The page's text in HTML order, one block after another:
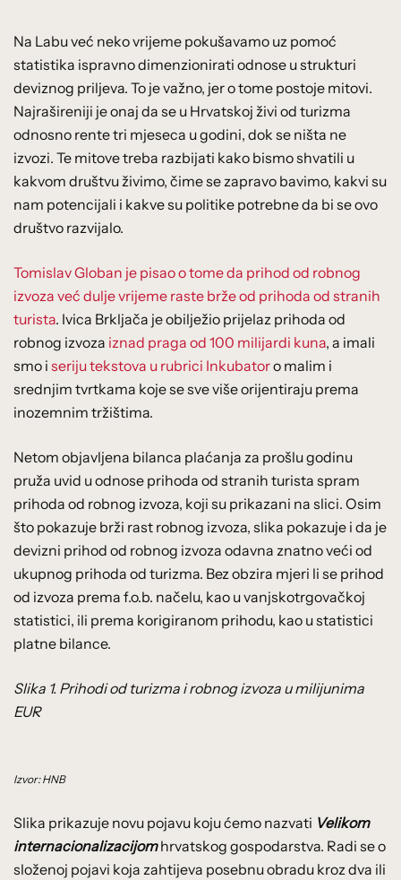
Na Labu već neko vrijeme pokušavamo uz pomoć
statistika ispravno dimenzionirati odnose u strukturi
deviznog priljeva. To je važno, jer o tome postoje mitovi.
Najrašireniji je onaj da se u Hrvatskoj živi od turizma
odnosno rente tri mjeseca u godini, dok se ništa ne
izvozi. Te mitove treba razbijati kako bismo shvatili u
kakvom društvu živimo, čime se zapravo bavimo, kakvi su
nam potencijali i kakve su politike potrebne da bi se ovo
društvo razvijalo.
Tomislav Globan je pisao o tome da prihod od robnog
izvoza već dulje vrijeme raste brže od prihoda od stranih
turista. Ivica Brkljača je obilježio prijelaz prihoda od
robnog izvoza iznad praga od 100 milijardi kuna, a imali
smo i seriju tekstova u rubrici Inkubatoro malim i
srednjim tvrtkama koje se sve više orijentiraju prema
inozemnim tržištima.
Netom objavljena bilanca plaćanja za prošlu godinu
pruža uvid u odnose prihoda od stranih turista spram
prihoda od robnog izvoza, koji su prikazani na slici. Osim
što pokazuje brži rast robnog izvoza, slika pokazuje i da je
devizni prihod od robnog izvoza odavna znatno veći od
ukupnog prihoda od turizma. Bez obzira mjeri li se prihod
od izvoza prema f.o.b. načelu, kao u vanjskotrgovačkoj
statistici, ili prema korigiranom prihodu, kao u statistici
platne bilance.
Slika 1. Prihodi od turizma i robnog izvoza u milijunima
EUR
Izvor: HNB
Slika prikazuje novu pojavu koju ćemo nazvati Velikom
internacionalizacijom hrvatskog gospodarstva. Radi se o
složenoj pojavi koja zahtijeva posebnu obradu kroz dva ili